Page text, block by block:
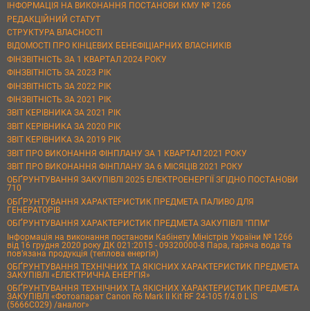
ІНФОРМАЦІЯ НА ВИКОНАННЯ ПОСТАНОВИ КМУ № 1266
РЕДАКЦІЙНИЙ СТАТУТ
СТРУКТУРА ВЛАСНОСТІ
ВІДОМОСТІ ПРО КІНЦЕВИХ БЕНЕФІЦІАРНИХ ВЛАСНИКІВ
ФІНЗВІТНІСТЬ ЗА 1 КВАРТАЛ 2024 РОКУ
ФІНЗВІТНІСТЬ ЗА 2023 РІК
ФІНЗВІТНІСТЬ ЗА 2022 РІК
ФІНЗВІТНІСТЬ ЗА 2021 РІК
ЗВІТ КЕРІВНИКА ЗА 2021 РІК
ЗВІТ КЕРІВНИКА ЗА 2020 РІК
ЗВІТ КЕРІВНИКА ЗА 2019 РІК
ЗВІТ ПРО ВИКОНАННЯ ФІНПЛАНУ ЗА 1 КВАРТАЛ 2021 РОКУ
ЗВІТ ПРО ВИКОНАННЯ ФІНПЛАНУ ЗА 6 МІСЯЦІВ 2021 РОКУ
ОБҐРУНТУВАННЯ ЗАКУПІВЛІ 2025 ЕЛЕКТРОЕНЕРГІЇ ЗГІДНО ПОСТАНОВИ
710
ОБҐРУНТУВАННЯ ХАРАКТЕРИСТИК ПРЕДМЕТА ПАЛИВО ДЛЯ
ГЕНЕРАТОРІВ
ОБҐРУНТУВАННЯ ХАРАКТЕРИСТИК ПРЕДМЕТА ЗАКУПІВЛІ "ППМ"
Інформація на виконання постанови Кабінету Міністрів України № 1266
від 16 грудня 2020 року ДК 021:2015 - 09320000-8 Пара, гаряча вода та
пов’язана продукція (теплова енергія)
ОБҐРУНТУВАННЯ ТЕХНІЧНИХ ТА ЯКІСНИХ ХАРАКТЕРИСТИК ПРЕДМЕТА
ЗАКУПІВЛІ «ЕЛЕКТРИЧНА ЕНЕРГІЯ»
ОБҐРУНТУВАННЯ ТЕХНІЧНИХ ТА ЯКІСНИХ ХАРАКТЕРИСТИК ПРЕДМЕТА
ЗАКУПІВЛІ «Фотоапарат Canon R6 Mark II Kit RF 24-105 f/4.0 L IS
(5666C029) /аналог»